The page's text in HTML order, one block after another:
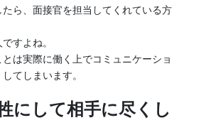
ら、面接官を担当してくれている方
すよね。
は実際に働く上でコミュニケーショ
てしまいます。
にして相手に尽くし